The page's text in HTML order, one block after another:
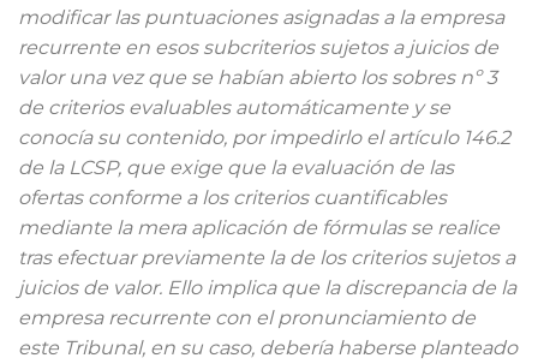
modificar las puntuaciones asignadas a la empresa
recurrente en esos subcriterios sujetos a juicios de
valor una vez que se habían abierto los sobres nº 3
de criterios evaluables automáticamente y se
conocía su contenido, por impedirlo el artículo 146.2
de la LCSP, que exige que la evaluación de las
ofertas conforme a los criterios cuantificables
mediante la mera aplicación de fórmulas se realice
tras efectuar previamente la de los criterios sujetos a
juicios de valor. Ello implica que la discrepancia de la
empresa recurrente con el pronunciamiento de
este Tribunal, en su caso, debería haberse planteado